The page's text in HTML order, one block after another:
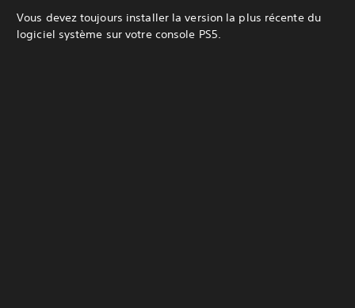
Vous devez toujours installer la version la plus récente du
logiciel système sur votre console PS5.